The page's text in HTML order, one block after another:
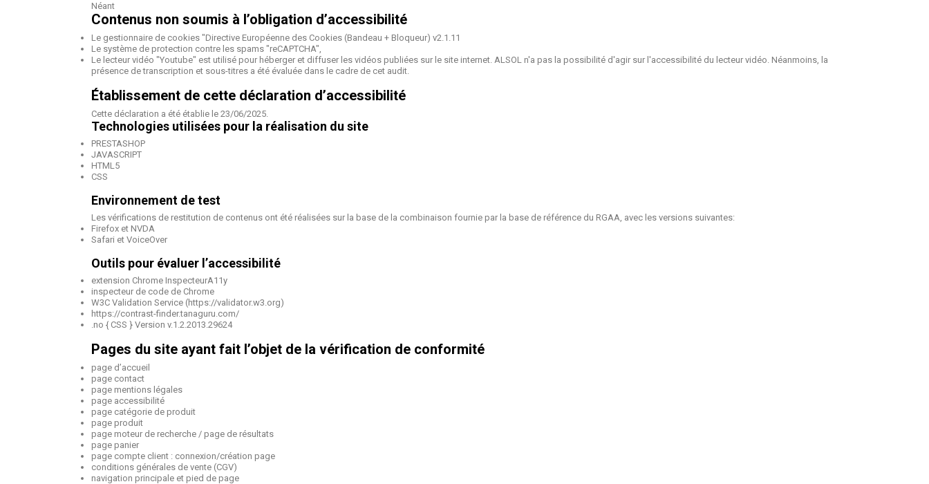
Néant
Contenus non soumis à l’obligation d’accessibilité
Le gestionnaire de cookies "Directive Européenne des Cookies (Bandeau + Bloqueur) v2.1.11
Le système de protection contre les spams "reCAPTCHA",
Le lecteur vidéo "Youtube" est utilisé pour héberger et diffuser les vidéos publiées sur le site internet. ALSOL n'a pas la possibilité d'agir sur l'accessibilité du lecteur vidéo. Néanmoins, la
présence de transcription et sous-titres a été évaluée dans le cadre de cet audit.
Établissement de cette déclaration d’accessibilité
Cette déclaration a été établie le 23/06/2025.
Technologies utilisées pour la réalisation du site
PRESTASHOP
JAVASCRIPT
HTML5
CSS
Environnement de test
Les vérifications de restitution de contenus ont été réalisées sur la base de la combinaison fournie par la base de référence du RGAA, avec les versions suivantes:
Firefox et NVDA
Safari et VoiceOver
Outils pour évaluer l’accessibilité
extension Chrome InspecteurA11y
inspecteur de code de Chrome
W3C Validation Service (https://validator.w3.org)
https://contrast-finder.tanaguru.com/
.no { CSS } Version v.1.2.2013.29624
Pages du site ayant fait l’objet de la vérification de conformité
page d’accueil
page contact
page mentions légales
page accessibilité
page catégorie de produit
page produit
page moteur de recherche / page de résultats
page panier
page compte client : connexion/création page
conditions générales de vente (CGV)
navigation principale et pied de page